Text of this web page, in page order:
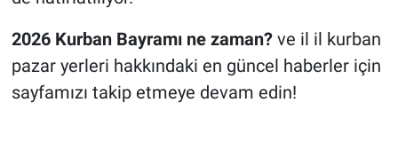
2026 Kurban Bayramı ne zaman?ve il il kurban
pazar yerleri hakkındaki en güncel haberler için
sayfamızı takip etmeye devam edin!